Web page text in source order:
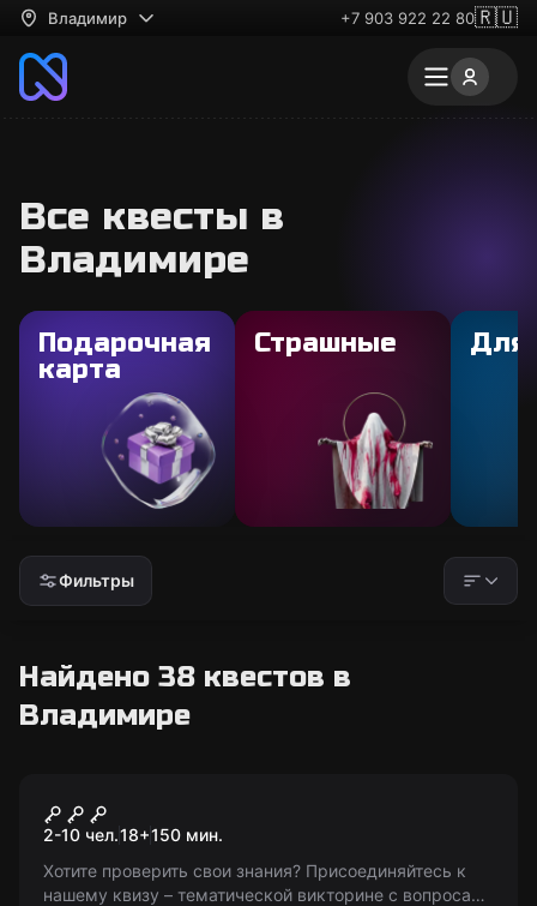
Владимир +7 903 922 22 80🇷🇺
Все квесты в
Владимире
Подарочная
карта
Страшные Для
Фильтры
Найдено 38 квестов в
Владимире
Wow Quiz
2-10 чел.18+150 мин.
Хотите проверить свои знания? Присоединяйтесь к
нашему квизу – тематической викторине с вопросами